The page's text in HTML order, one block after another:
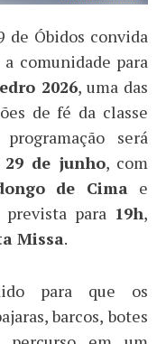
de Óbidos convida
comunidade para
2026, uma das
de fé da classe
será
29 de junho, com
de Cima e
para 19h,
Missa.
para que os
barcos, botes